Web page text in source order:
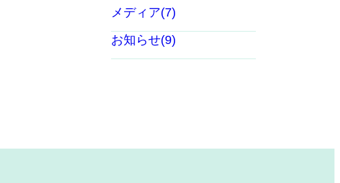
メディア(7)
お知らせ(9)